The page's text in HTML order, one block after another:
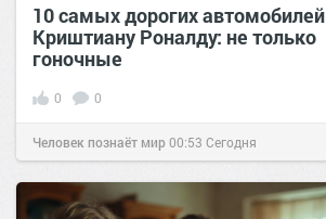
10 самых дорогих автомобилей
Криштиану Роналду: не только
гоночные
0 0
Человек познаёт мир00:53 Сегодня